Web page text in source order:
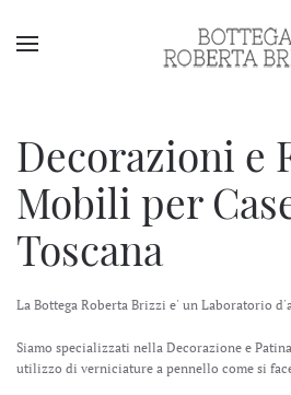
Decorazioni e
Mobili per
Toscana
La Bottega Roberta Brizzi e' un Laboratorio
Siamo specializzati nella Decorazione e
utilizzo di verniciature a pennello come si